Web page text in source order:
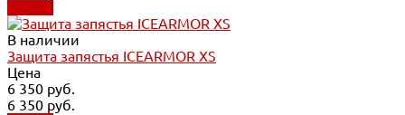
В наличии
Защита запястья ICEARMOR XS
Цена
6 350 руб.
6 350 руб.